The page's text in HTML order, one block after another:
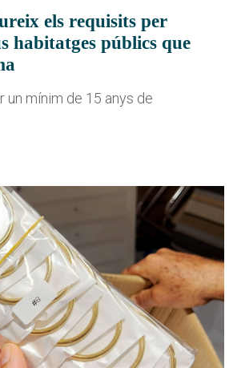
els requisits per
habitatges públics que
un mínim de 15 anys de